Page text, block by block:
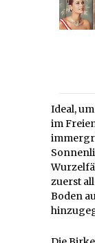
Ideal,
im
zuerst
Boden